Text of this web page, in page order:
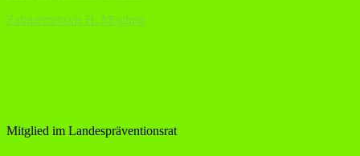
Zahnarztpraxis H. Mögling
Mitglied im Landespräventionsrat